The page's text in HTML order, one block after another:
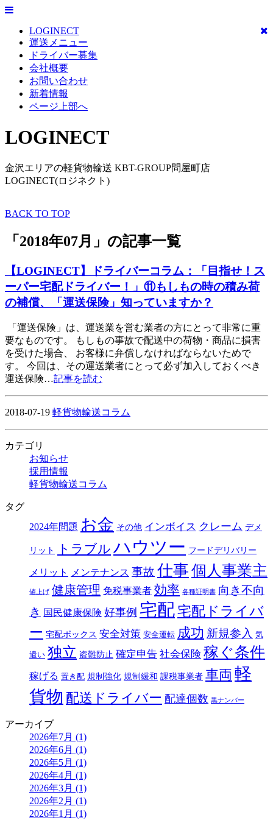
LOGINECT
運送メニュー
ドライバー募集
会社概要
お問い合わせ
新着情報
ページ上部へ
LOGINECT
金沢エリアの軽貨物輸送 KBT-GROUP問屋町店
LOGINECT(ロジネクト)
BACK TO TOP
「2018年07月」の記事一覧
【LOGINECT】ドライバーコラム：「目指せ！ス
ーパー宅配ドライバー！」⑪もしもの時の積み荷
の補償、「運送保険」知っていますか？
「運送保険」は、運送業を営む業者の方にとって非常に重
要なものです。 もしもの事故で配送中の荷物・商品に損害
を受けた場合、 お客様に弁償しなければならないためで
す。 今回は、その運送業者にとって必ず加入しておくべき
運送保険…記事を読む
2018-07-19 軽貨物輸送コラム
カテゴリ
お知らせ
採用情報
軽貨物輸送コラム
タグ
2024年問題 お金 その他 インボイス クレーム デメ
リット トラブル ハウツー フードデリバリー
メリット メンテナンス 事故 仕事個人事業主
値上げ 健康管理 免税事業者 効率 各種証明書 向き不向
き 国民健康保険 好事例 宅配宅配ドライバ
ー 宅配ボックス 安全対策 安全運転 成功 新規参入 気
遣い 独立 盗難防止 確定申告 社会保険 稼ぐ条件
稼げる 置き配 規制強化 規制緩和 課税事業者 車両 軽
貨物 配送ドライバー 配達個数 黒ナンバー
アーカイブ
2026年7月 (1)
2026年6月 (1)
2026年5月 (1)
2026年4月 (1)
2026年3月 (1)
2026年2月 (1)
2026年1月 (1)